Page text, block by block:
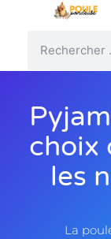
choix
les
La